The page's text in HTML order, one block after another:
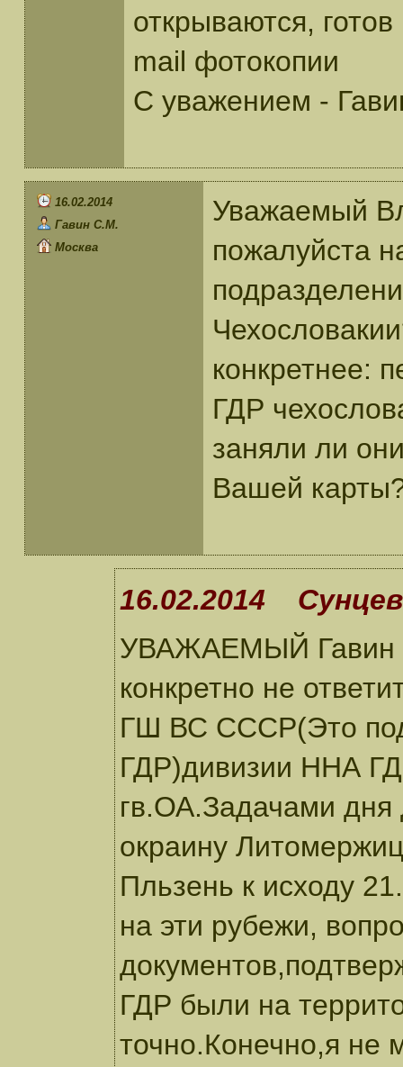
открываются,
mail фотокопии
С уважением -
16.02.2014
Гавин С.М.
Москва
Уважаемый
пожалуйста
конкретнее:
ГДР
заняли ли
Вашей
16.02.2014
УВАЖАЕМЫЙ Гавин
конкретно не
ГШ ВС СССР(Это
ГДР)дивизии ННА
гв.ОА.Задачами
окраину
Пльзень к исходу
на эти рубежи,
ГДР были на
точно.Конечно,я не